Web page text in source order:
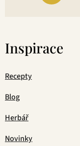
Inspirace
Recepty
Blog
Herbář
Novinky